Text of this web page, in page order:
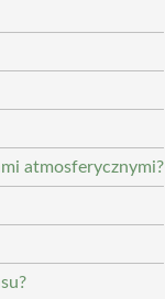
atmosferycznymi?